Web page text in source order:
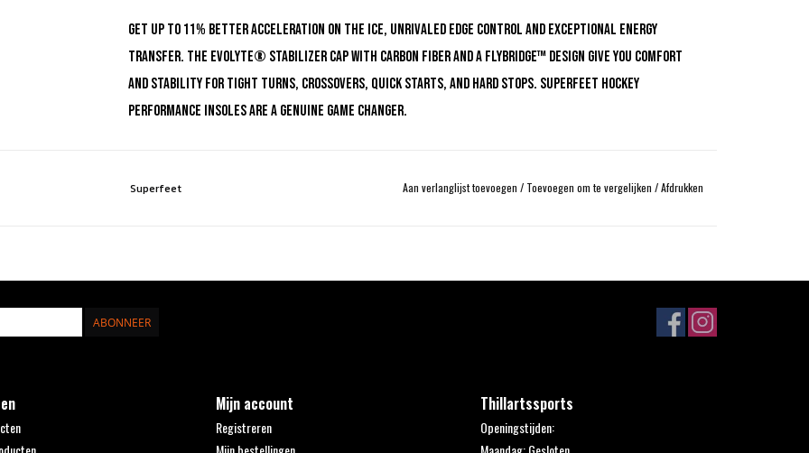
Get up to 11% better acceleration on the ice, unrivaled edge control and exceptional energy
transfer. The EVOLyte® stabilizer cap with carbon fiber and a Flybridge™ design give you comfort
and stability for tight turns, crossovers, quick starts, and hard stops. Superfeet Hockey
Performance insoles are a genuine game changer.
Superfeet Aan verlanglijst toevoegen / Toevoegen om te vergelijken /Afdrukken
ABONNEER
Mijn account
Registreren
Thillartssports
Openingstijden: